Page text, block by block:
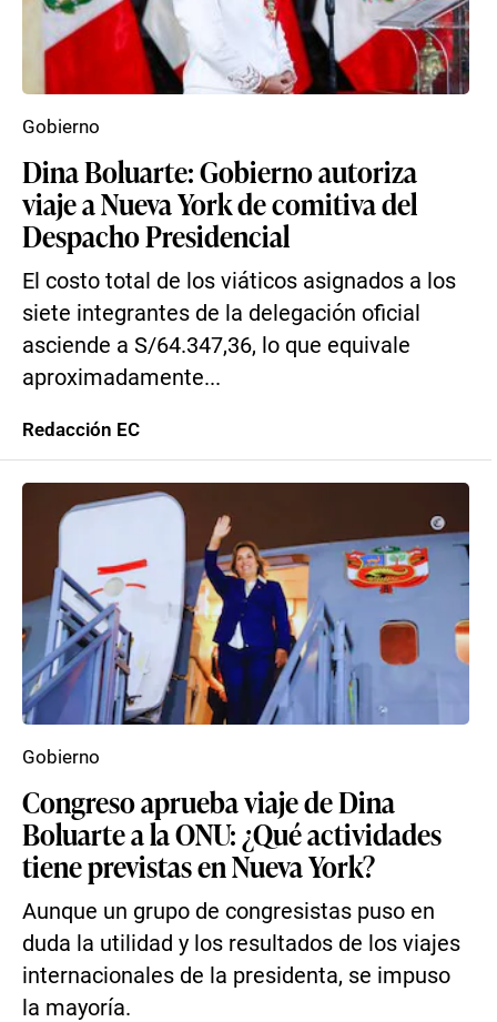
Dina Boluarte: Gobierno autoriza
viaje a Nueva York de comitiva del
Despacho Presidencial
El costo total de los viáticos asignados a los
siete integrantes de la delegación oficial
asciende a S/64.347,36, lo que equivale
aproximadamente...
Gobierno
Redacción EC
Congreso aprueba viaje de Dina
Boluarte a la ONU: ¿Qué actividades
tiene previstas en Nueva York?
Aunque un grupo de congresistas puso en
duda la utilidad y los resultados de los viajes
internacionales de la presidenta, se impuso
la mayoría.
Gobierno